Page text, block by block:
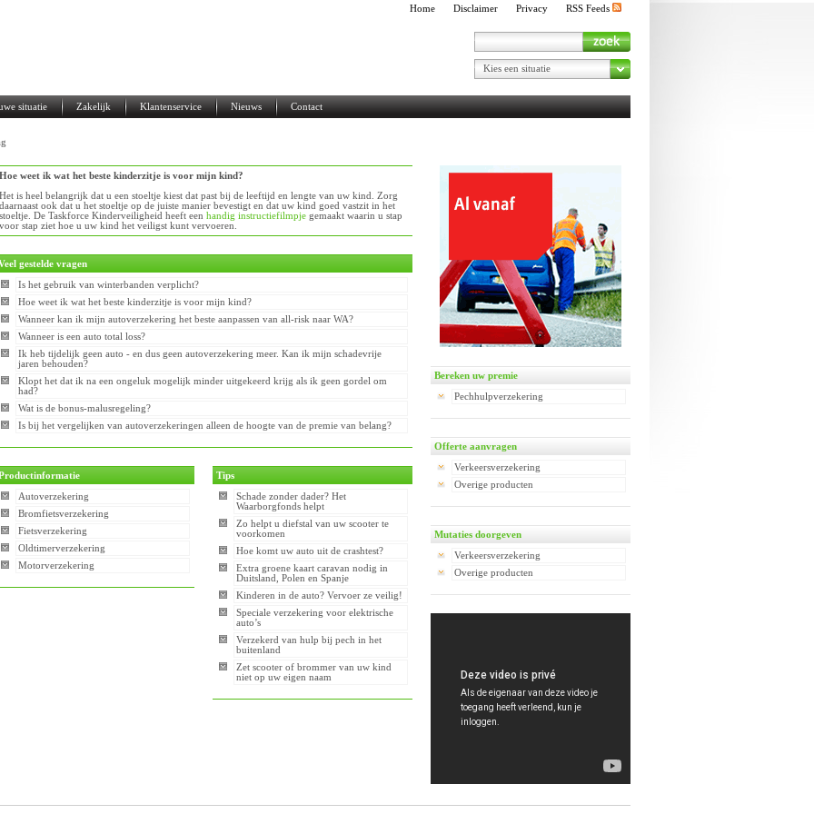
Kies een situatie
Home Disclaimer Privacy RSS Feeds
situatie Zakelijk Klantenservice Nieuws Contact
Hoe weet ik wat het beste kinderzitje is voor mijn kind?
Het is heel belangrijk dat u een stoeltje kiest dat past bij de leeftijd en lengte van uw kind. Zorg
daarnaast ook dat u het stoeltje op de juiste manier bevestigt en dat uw kind goed vastzit in het
stoeltje. De Taskforce Kinderveiligheid heeft een handig instructiefilmpje gemaakt waarin u stap
voor stap ziet hoe u uw kind het veiligst kunt vervoeren.
gestelde vragen
Is het gebruik van winterbanden verplicht?
Hoe weet ik wat het beste kinderzitje is voor mijn kind?
Wanneer kan ik mijn autoverzekering het beste aanpassen van all-risk naar WA?
Wanneer is een auto total loss?
Ik heb tijdelijk geen auto - en dus geen autoverzekering meer. Kan ik mijn schadevrije
jaren behouden?
Klopt het dat ik na een ongeluk mogelijk minder uitgekeerd krijg als ik geen gordel om
had?
Wat is de bonus-malusregeling?
Is bij het vergelijken van autoverzekeringen alleen de hoogte van de premie van belang?
Autoverzekering
Bromfietsverzekering
Fietsverzekering
Oldtimerverzekering
Motorverzekering
Tips
Schade zonder dader? Het
Waarborgfonds helpt
Zo helpt u diefstal van uw scooter te
voorkomen
Hoe komt uw auto uit de crashtest?
Extra groene kaart caravan nodig in
Duitsland, Polen en Spanje
Kinderen in de auto? Vervoer ze veilig!
Speciale verzekering voor elektrische
auto’s
Verzekerd van hulp bij pech in het
buitenland
Zet scooter of brommer van uw kind
niet op uw eigen naam
Bereken uw premie
Pechhulpverzekering
Offerte aanvragen
Verkeersverzekering
Overige producten
Mutaties doorgeven
Verkeersverzekering
Overige producten